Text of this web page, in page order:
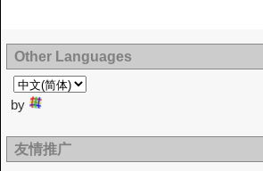
Other Languages
by
友情推广